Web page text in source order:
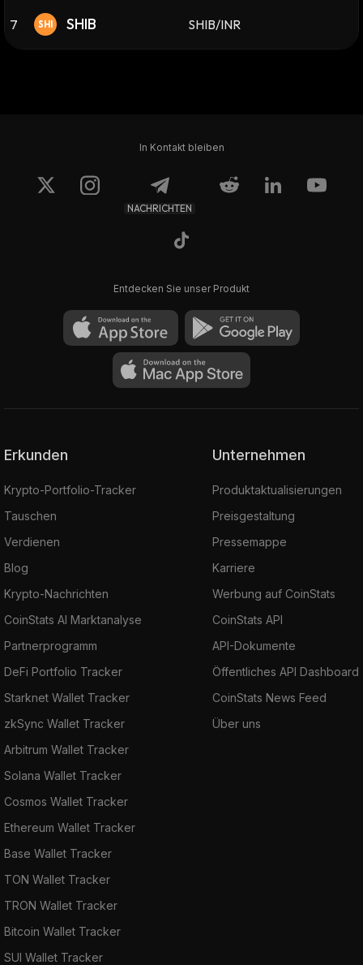
7 SHI SHIB SHIB/INR
In Kontakt bleiben
NACHRICHTEN
Entdecken Sie unser Produkt
Erkunden
Krypto-Portfolio-Tracker
Tauschen
Verdienen
Blog
Krypto-Nachrichten
CoinStats AI Marktanalyse
Partnerprogramm
DeFi Portfolio Tracker
Starknet Wallet Tracker
zkSync Wallet Tracker
Arbitrum Wallet Tracker
Solana Wallet Tracker
Cosmos Wallet Tracker
Ethereum Wallet Tracker
Base Wallet Tracker
TON Wallet Tracker
TRON Wallet Tracker
Bitcoin Wallet Tracker
SUI Wallet Tracker
Unternehmen
Produktaktualisierungen
Preisgestaltung
Pressemappe
Karriere
Werbung auf CoinStats
CoinStats API
API-Dokumente
Öffentliches API Dashboard
CoinStats News Feed
Über uns